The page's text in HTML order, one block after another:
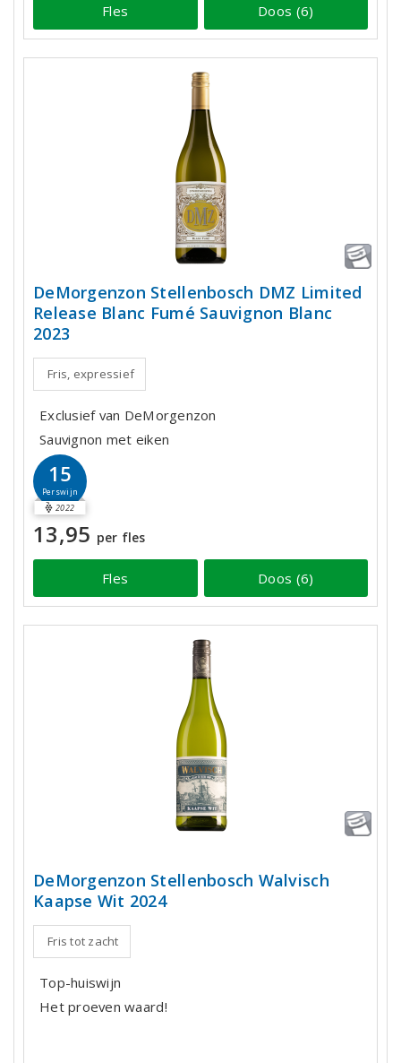
Fles Doos (6)
DeMorgenzon Stellenbosch DMZ Limited
Release Blanc Fumé Sauvignon Blanc
2023
Fris, expressief
Exclusief van DeMorgenzon
Sauvignon met eiken
15
Perswijn
2022
13,95 per fles
Fles Doos (6)
DeMorgenzon Stellenbosch Walvisch
Kaapse Wit 2024
Fris tot zacht
Top-huiswijn
Het proeven waard!